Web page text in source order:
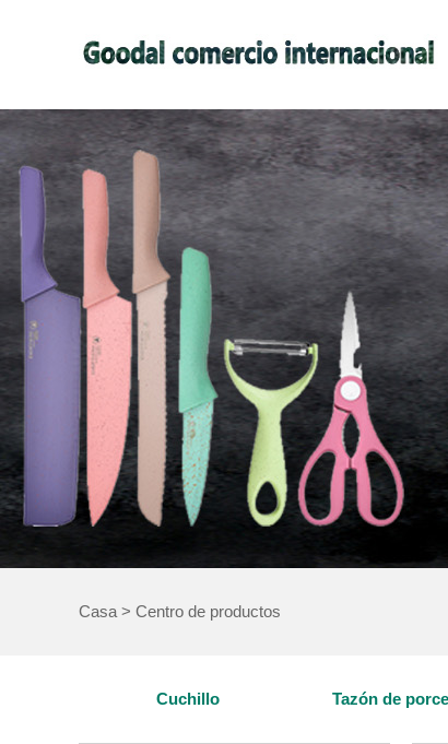
Casa > Centro de productos
Cuchillo Tazón de